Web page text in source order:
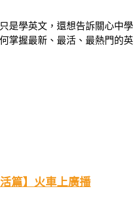
是學英文，還想告訴關心中學
掌握最新、最活、最熱門的英
篇】火車上廣播